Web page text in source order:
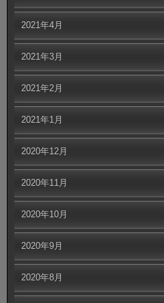
2021年4月
2021年3月
2021年2月
2021年1月
2020年12月
2020年11月
2020年10月
2020年9月
2020年8月